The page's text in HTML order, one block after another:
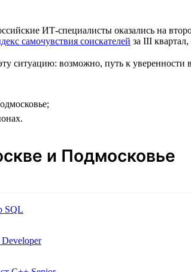
ИТ-специалисты оказались на
самочувствия соискателей за III
ситуацию: возможно, путь к
и Подмосковье
SQL